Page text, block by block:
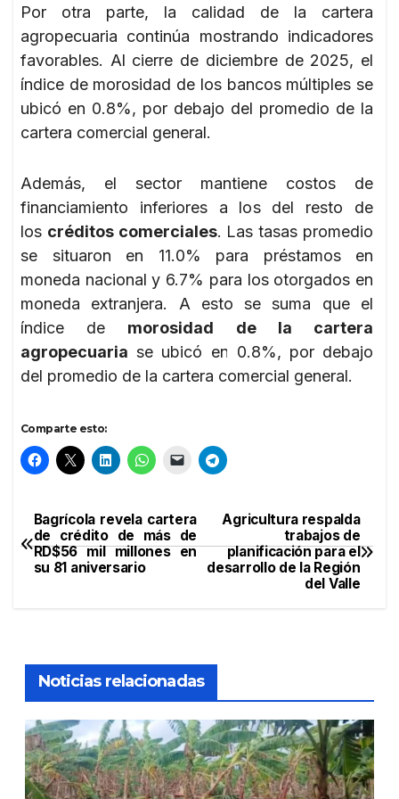
Por otra parte, la calidad de la cartera
agropecuaria continúa mostrando indicadores
favorables. Al cierre de diciembre de 2025, el
índice de morosidad de los bancos múltiples se
ubicó en 0.8%, por debajo del promedio de la
cartera comercial general.
Además, el sector mantiene costos de
financiamiento inferiores a los del resto de
los créditos comerciales. Las tasas promedio
se situaron en 11.0% para préstamos en
moneda nacional y 6.7% para los otorgados en
moneda extranjera. A esto se suma que el
índice de morosidad de la cartera
agropecuaria se ubicó en 0.8%, por debajo
del promedio de la cartera comercial general.
Comparte esto:
Navegación
de
Agricultura respalda
trabajos de
planificación para el
desarrollo de la Región
del Valle
Bagrícola revela cartera
de crédito de más de
RD$56 mil millones en
su 81 aniversario
Noticias relacionadas